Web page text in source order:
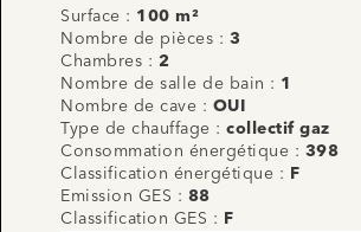
Surface : 100 m²
Nombre de pièces : 3
Chambres : 2
Nombre de salle de bain : 1
Nombre de cave : OUI
Type de chauffage : collectif gaz
Consommation énergétique : 398
Classification énergétique :
F
Emission GES : 88
Classification GES :
F